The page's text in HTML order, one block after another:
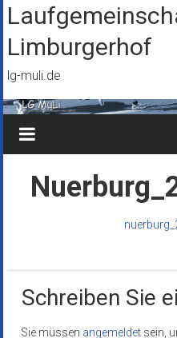
Zum
Inhalt
springen
Limburgerhof
lg-muli.de
Schreiben Sie
Sie müssen angemeldet sein,